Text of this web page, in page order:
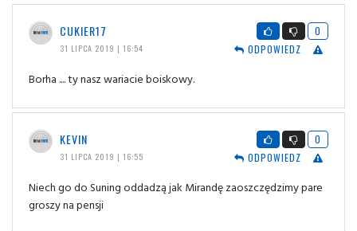
CUKIER17
31 LIPCA 2019 | 16:54
0
ODPOWIEDZ
Borha .... ty nasz wariacie boiskowy.
KEVIN
31 LIPCA 2019 | 16:55
0
ODPOWIEDZ
Niech go do Suning oddadzą jak Mirandę zaoszczędzimy pare
groszy na pensji